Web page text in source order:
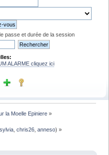
passe et durée de la session
ALARME cliquez ici
la Moelle Epiniere »
sylvia ,chris26 ,anneso) »